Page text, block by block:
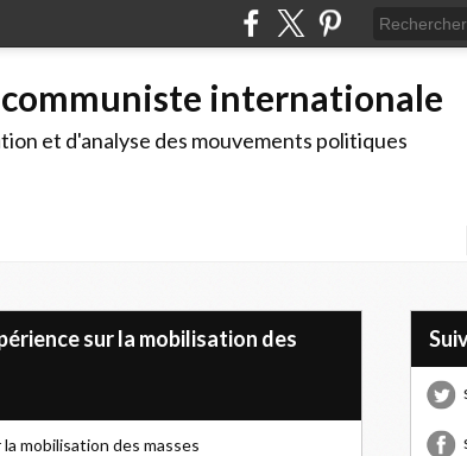
internationale
et d'analyse des mouvements politiques
sur la mobilisation des
mobilisation des masses